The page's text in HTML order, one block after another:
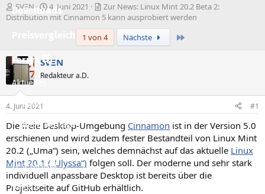
Downloads
Forum
Aktuelles
Empfohlene Inhalte
Neue Beiträge
Neueste Aktivitäten
Leserartikel
Regeln
E
r
l
l
e
r
SVΞN
E
r
l
t
4. Juni 2021
Zur News: Linux Mint 20.2 Beta 2:
Distribution mit Cinnamon 5 kann ausprobiert werden
1 von 4
Nächste
SVΞN
Redakteur a.D.
4. Juni 2021 #1
Die freie Desktop-Umgebung Cinnamon ist in der Version 5.0
erschienen und wird zudem fester Bestandteil von Linux Mint
20.2 („Uma“) sein, welches demnächst auf das aktuelle Linux
Mint 20.1 („Ulyssa“) folgen soll. Der moderne und sehr stark
individuell anpassbare Desktop ist bereits über die
Projektseite auf GitHub erhältlich.